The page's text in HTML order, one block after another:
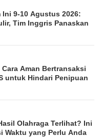
9-10 Agustus 2026:
Tim Inggris Panaskan
Aman Bertransaksi
untuk Hindari Penipuan
Olahraga Terlihat? Ini
Waktu yang Perlu Anda